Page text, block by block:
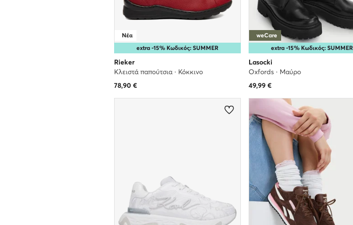
extra -15% Κωδικός: SUMMER
Νέα
Rieker
Κλειστά παπούτσια · Κόκκινο
78,90€
extra -15% Κωδικός: SUMMER
weCare
Lasocki
Oxfords · Μαύρο
49,99€